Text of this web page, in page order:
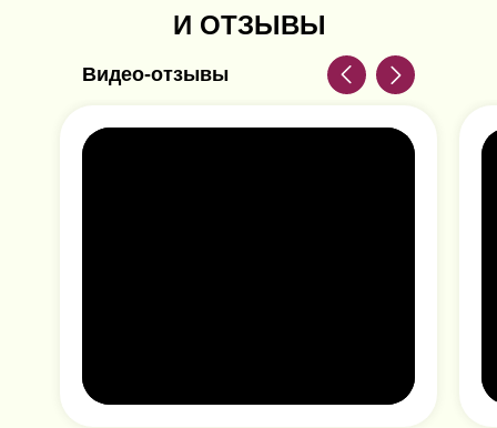
СДЕЛАЙТЕ ПЕРВЫЙ ШАГ И
И ОТЗЫВЫ
Видео-отзывы